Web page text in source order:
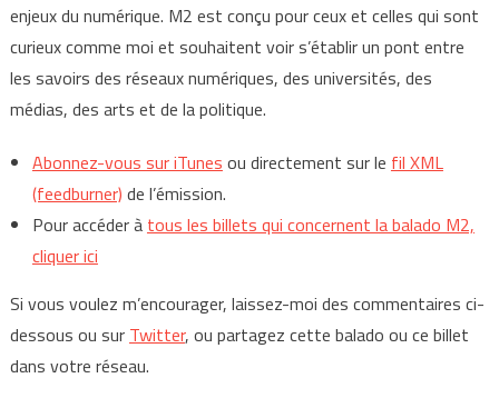
enjeux du numérique. M2 est conçu pour ceux et celles qui sont
curieux comme moi et souhaitent voir s’établir un pont entre
les savoirs des réseaux numériques, des universités, des
médias, des arts et de la politique.
Abonnez-vous sur iTunes ou directement sur le fil XML
(feedburner) de l’émission.
Pour accéder à tous les billets qui concernent la balado M2,
cliquer ici
Si vous voulez m’encourager, laissez-moi des commentaires ci-
dessous ou sur Twitter, ou partagez cette balado ou ce billet
dans votre réseau.